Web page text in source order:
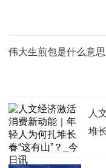
伟大生煎包是什么意
人
堆